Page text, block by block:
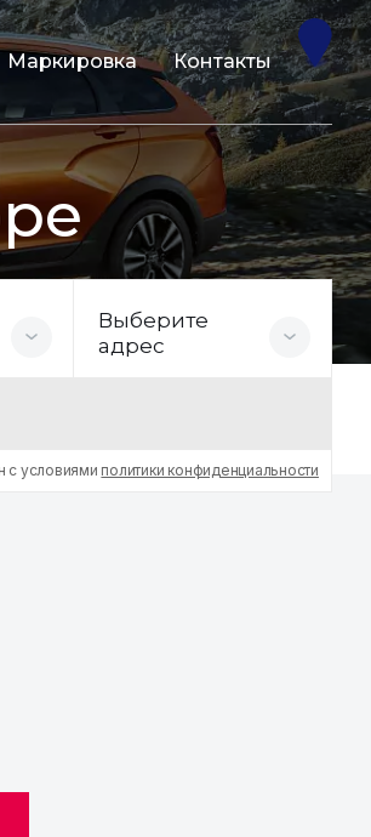
Маркировка Контакты
Выберите
адрес
с условиями политики конфиденциальности